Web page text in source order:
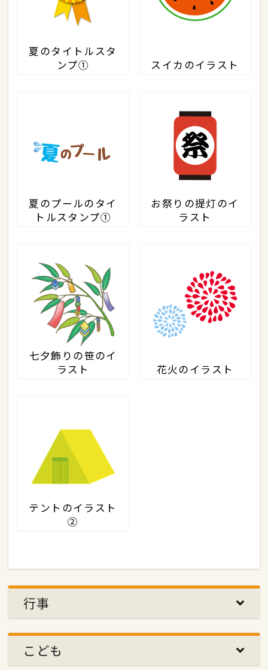
夏のタイトルスタ
ンプ①
スイカのイラスト
夏のプールのタイ
トルスタンプ①
お祭りの提灯のイ
ラスト
七夕飾りの笹のイ
ラスト
花火のイラスト
テントのイラスト
②
行事
こども